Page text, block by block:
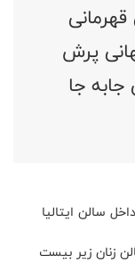
پرش
جهان جا‌به جا
سالن ایتالیا
زنان زیر بیست